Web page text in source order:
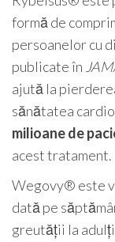
formă de
persoanelor cu
publicate în
ajută la
sănătatea
milioane de
acest tratament.
Wegovy® este
dată pe
greutății la